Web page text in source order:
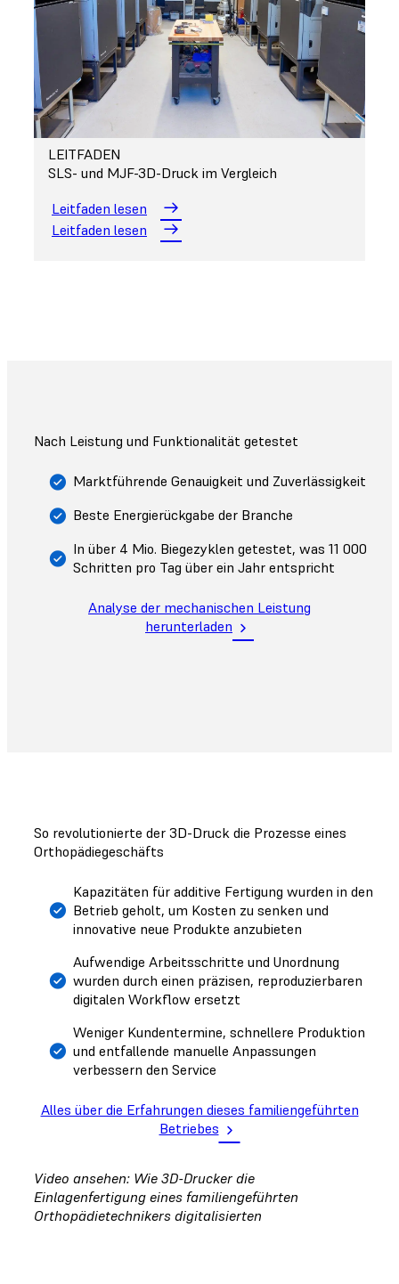
LEITFADEN
SLS- und MJF-3D-Druck im Vergleich
Leitfaden lesen
Leitfaden lesen
Nach Leistung und Funktionalität getestet
Marktführende Genauigkeit und Zuverlässigkeit
Beste Energierückgabe der Branche
In über 4 Mio. Biegezyklen getestet, was 11 000
Schritten pro Tag über ein Jahr entspricht
Analyse der mechanischen Leistung
herunterladen
So revolutionierte der 3D-Druck die Prozesse eines
Orthopädiegeschäfts
Kapazitäten für additive Fertigung wurden in den
Betrieb geholt, um Kosten zu senken und
innovative neue Produkte anzubieten
Aufwendige Arbeitsschritte und Unordnung
wurden durch einen präzisen, reproduzierbaren
digitalen Workflow ersetzt
Weniger Kundentermine, schnellere Produktion
und entfallende manuelle Anpassungen
verbessern den Service
Alles über die Erfahrungen dieses familiengeführten
Betriebes
Video ansehen: Wie 3D-Drucker die
Einlagenfertigung eines familiengeführten
Orthopädietechnikers digitalisierten